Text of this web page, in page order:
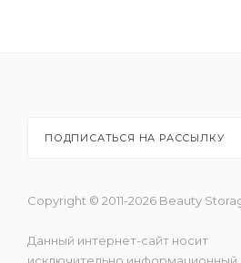
ПОДПИСАТЬСЯ НА РАССЫЛКУ
Copyright © 2011-2026 Beauty
Данный интернет-сайт носит